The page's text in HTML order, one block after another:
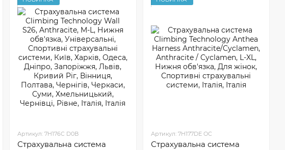
Артикул: 7H176C D0B
Страхувальна система
Артикул: 7H177DE OC
Страхувальна система